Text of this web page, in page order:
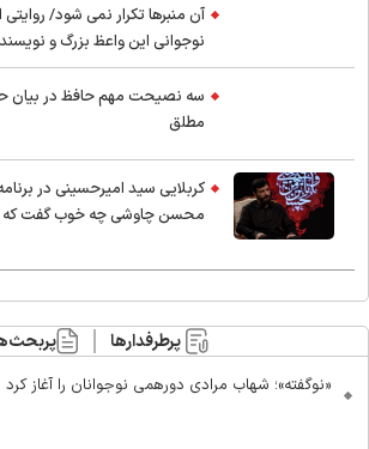
آن منبرها تکرار نمی شود/ روایتی
نوجوانی این واعظ بزرگ و
اسلام
سه نصیحت مهم حافظ در بیان
مطلق
کربلایی سید امیر‌حسینی در
محسن چاوشی چه خوب گفت که
پرطرفدارها پربحث‌ها
«نوگفته»؛ شهاب مرادی دورهمی نوجوانان را آغاز کرد